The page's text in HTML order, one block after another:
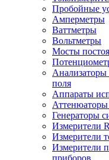
Пробойные
Амперметры
Ваттметры
Вольтметры
Мосты
Анализаторы
поля
Аппараты
Генераторы
Измерители
Измерители
Измерители
приборов